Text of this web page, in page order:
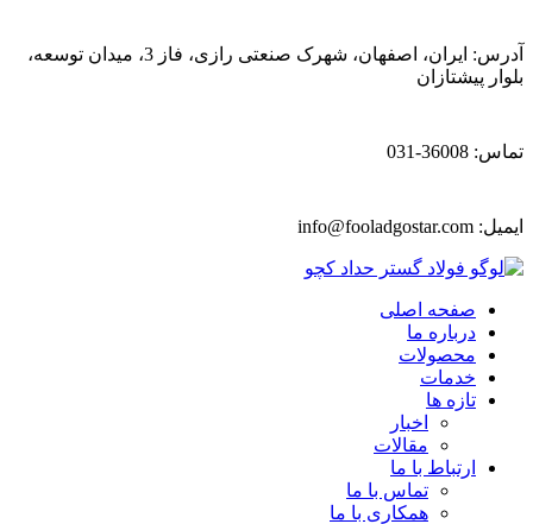
آدرس: ایران، اصفهان، شهرک صنعتی رازی، فاز 3، میدان توسعه،
بلوار پیشتازان
تماس: 36008-031
ایمیل: info@fooladgostar.com
صفحه اصلی
درباره ما
محصولات
خدمات
تازه ها
اخبار
مقالات
ارتباط با ما
تماس با ما
همکاری با ما